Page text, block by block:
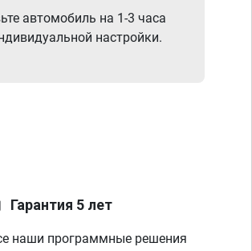
автомобиль на 1-3 часа
настройки.
Гарантия 5 лет
наши программные решения